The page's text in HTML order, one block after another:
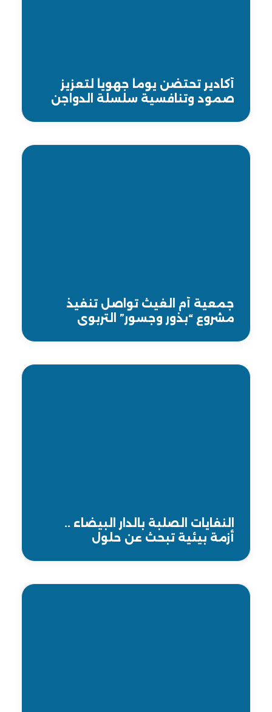
أكادير تحتضن يوماً جهوياً لتعزيز
صمود وتنافسية سلسلة الدواجن
جمعية أم الغيث تواصل تنفيذ
مشروع “بذور وجسور” التربوي
النفايات الصلبة بالدار البيضاء ..
أزمة بيئية تبحث عن حلول